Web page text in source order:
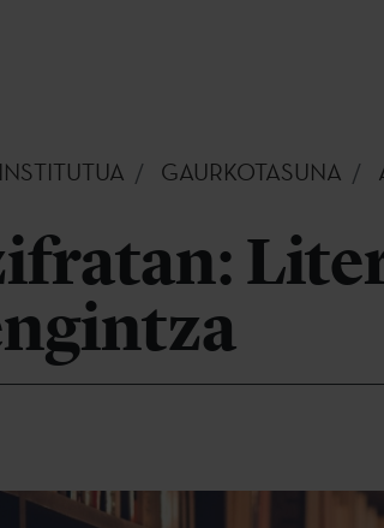
GAURKOTASUNA